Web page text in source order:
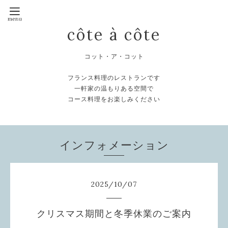
côte à côte
コット・ア・コット
フランス料理のレストランです
一軒家の温もりある空間で
コース料理をお楽しみください
インフォメーション
2025/10/07
クリスマス期間と冬季休業のご案内